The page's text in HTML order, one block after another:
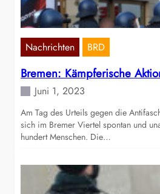
Nachrichten BRD
Bremen: Kämpferische
Juni 1, 2023
Am Tag des Urteils gegen die
sich im Bremer Viertel spontan und
hundert Menschen. Die…